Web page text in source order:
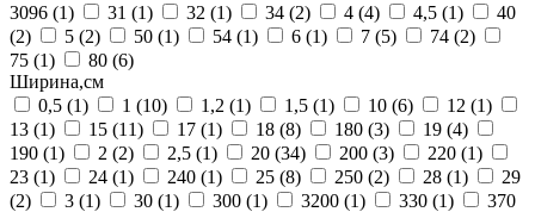
3096 (1) 31 (1) 32 (1) 34 (2) 4 (4) 4,5 (1)
40
(2)
5 (2) 50 (1) 54 (1) 6 (1) 7 (5) 74 (2)
75 (1) 80 (6)
Ширина,см
0,5 (1) 1 (10) 1,2 (1) 1,5 (1) 10 (6) 12 (1)
13 (1) 15 (11) 17 (1) 18 (8) 180 (3) 19 (4)
190 (1) 2 (2) 2,5 (1) 20 (34) 200 (3) 220 (1)
23 (1) 24 (1) 240 (1) 25 (8) 250 (2) 28 (1)
29
(2)
3 (1) 30 (1) 300 (1) 3200 (1) 330 (1)
370